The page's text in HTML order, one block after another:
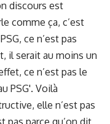
discours est
comme ça, c’est
ce n’est pas
il serait au moins un
ce n’est pas le
PSG'. Voilà
elle n’est pas